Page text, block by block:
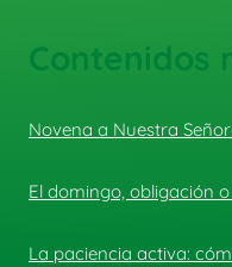
Contenidos
Novena a Nuestra
El domingo, obligación
La paciencia activa: